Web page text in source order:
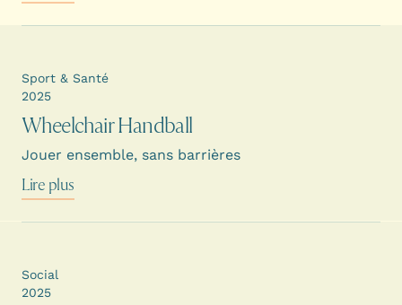
Wheelchair Handball
Jouer ensemble, sans barrières
Sport & Santé
2025
Lire plus
Social
2025